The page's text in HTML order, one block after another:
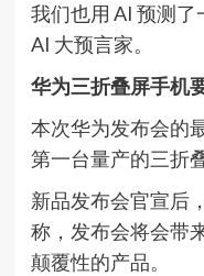
我们也用 AI 预测
AI 大预言家。
华为三折叠屏手机
本次华为发布会的
第一台量产的三折
新品发布会官宣后
称，发布会将会带
颠覆性的产品。